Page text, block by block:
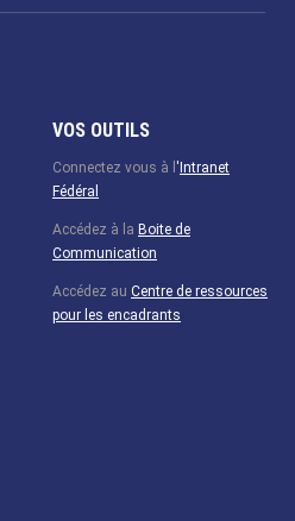
VOS OUTILS
Connectez vous à l ' Intranet
Fédéral
Accédez à la Boite de
Communication
Accédez au Centre de ressources
pour les encadrants